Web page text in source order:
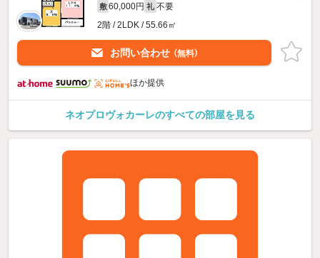
敷 60,000円 礼 不要
2階 / 2LDK / 55.66㎡
お問い合わせ （無料）
ほか提供
ネオプロヴォカーレのすべての部屋を見る